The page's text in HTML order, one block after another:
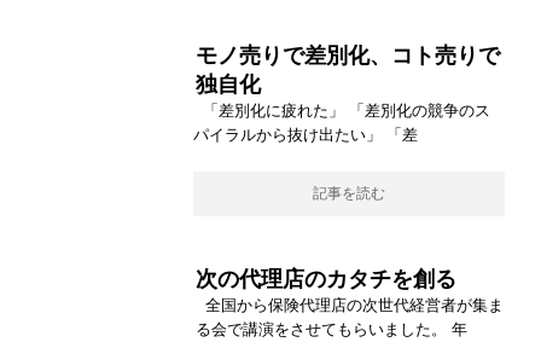
モノ売りで差別化、コト売りで
独自化
「差別化に疲れた」 「差別化の競争のス
パイラルから抜け出たい」 「差
記事を読む
次の代理店のカタチを創る
全国から保険代理店の次世代経営者が集ま
る会で講演をさせてもらいました。 年